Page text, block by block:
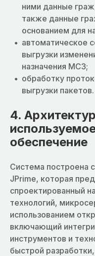
ними данные
также данные
основанием для
автоматическое
выгрузки
назначения МСЗ;
обработку
выгрузки пакетов.
4.
обеспечение
Система построена
JPrime, которая
спроектированный
технологий,
использованием
включающий
инструментов и
быстрой